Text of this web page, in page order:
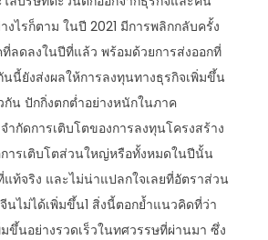
งไรก็ตาม ในปี 2021 มีการพลิกกลับครั้ง
ลดลงในปีที่แล้ว พร้อมด้วยการส่งออกที่
นี้ยังส่งผลให้การลงทุนทางธุรกิจเพิ่มขึ้น
กัน ปักกิ่งตกต่ำอย่างหนักในภาค
ำกัดการเติบโตของการลงทุนโครงสร้าง
ารเติบโตส่วนใหญ่หรือทั้งหมดในปีนั้น
แท้จริง และไม่น่าแปลกใจเลยที่อัตราส่วน
นไม่ได้เพิ่มขึ้น1 สิ่งนี้ตอกย้ำแนวคิดที่ว่า
ขึ้นอย่างรวดเร็วในทศวรรษที่ผ่านมา ซึ่ง